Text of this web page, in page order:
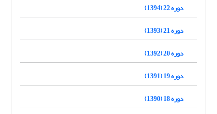
دوره 22 (1394)
دوره 21 (1393)
دوره 20 (1392)
دوره 19 (1391)
دوره 18 (1390)